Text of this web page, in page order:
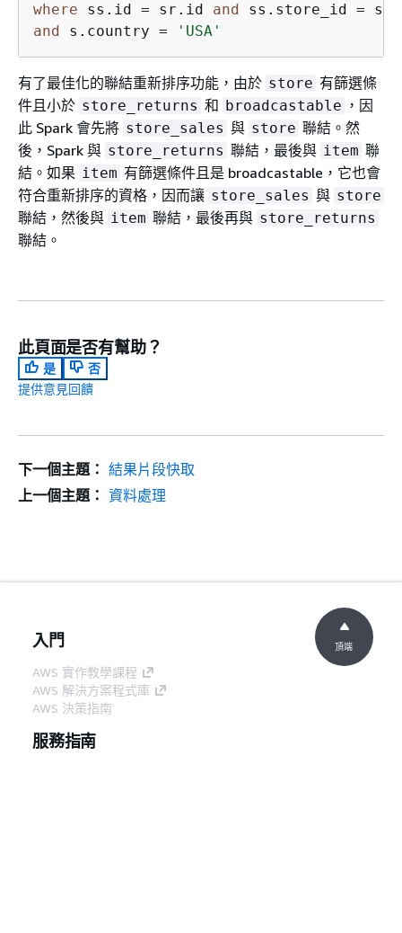
where ss.id = sr.id and ss.store_id =
and s.country = 'USA'
有了最佳化的聯結重新排序功能，由於 store 有篩選條
件且小於 store_returns 和 broadcastable ，因
此 Spark 會先將 store_sales 與 store 聯結。然
後，Spark 與 store_returns 聯結，最後與 item 聯
結。如果 item 有篩選條件且是 broadcastable，它也會
符合重新排序的資格，因而讓 store_sales 與 store
聯結，然後與 item 聯結，最後再與 store_returns
聯結。
此頁面是否有幫助？
是
否
提供意見回饋
下一個主題： 結果片段快取
上一個主題： 資料處理
入門
AWS 實作教學課程
AWS 解決方案程式庫
AWS 決策指南
服務指南
頂端